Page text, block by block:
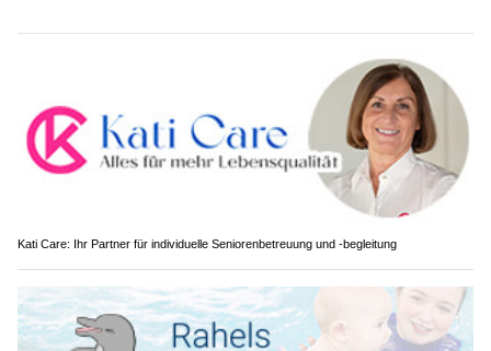
Kati Care: Ihr Partner für individuelle Seniorenbetreuung und -begleitung